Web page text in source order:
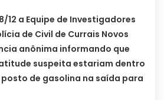
12 a Equipe de Investigadores
de Civil de Currais Novos
anônima informando que
suspeita estariam dentro
de gasolina na saída para